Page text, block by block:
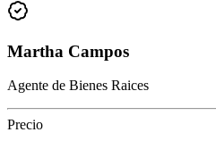
Martha Campos
Agente de Bienes Raices
Precio